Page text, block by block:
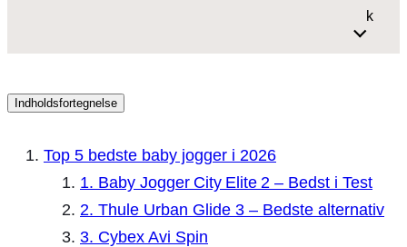
k
Indholdsfortegnelse
Top 5 bedste baby jogger i 2026
1. Baby Jogger City Elite 2 – Bedst i Test
2. Thule Urban Glide 3 – Bedste alternativ
3. Cybex Avi Spin